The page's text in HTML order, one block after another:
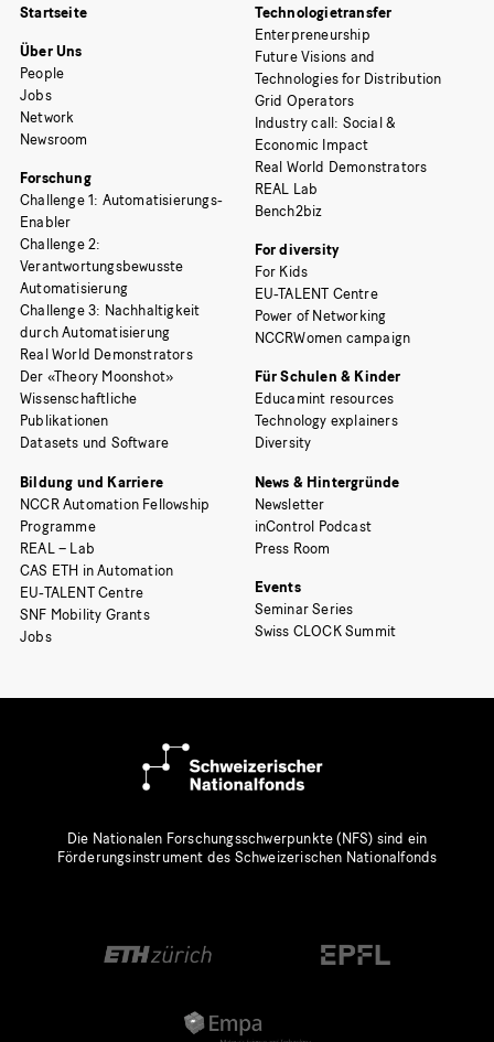
Startseite
Über Uns
People
Jobs
Network
Newsroom
Forschung
Challenge 1: Automatisierungs-
Enabler
Challenge 2:
Verantwortungsbewusste
Automatisierung
Challenge 3: Nachhaltigkeit
durch Automatisierung
Real World Demonstrators
Der «Theory Moonshot»
Wissenschaftliche
Publikationen
Datasets und Software
Bildung und Karriere
NCCR Automation Fellowship
Programme
REAL – Lab
CAS ETH in Automation
EU-TALENT Centre
SNF Mobility Grants
Jobs
Technologietransfer
Enterpreneurship
Future Visions and
Technologies for Distribution
Grid Operators
Industry call: Social &
Economic Impact
Real World Demonstrators
REAL Lab
Bench2biz
For diversity
For Kids
EU-TALENT Centre
Power of Networking
NCCRWomen campaign
Für Schulen & Kinder
Educamint resources
Technology explainers
Diversity
News & Hintergründe
Newsletter
inControl Podcast
Press Room
Events
Seminar Series
Swiss CLOCK Summit
Die Nationalen Forschungsschwerpunkte (NFS) sind ein
Förderungsinstrument des Schweizerischen Nationalfonds